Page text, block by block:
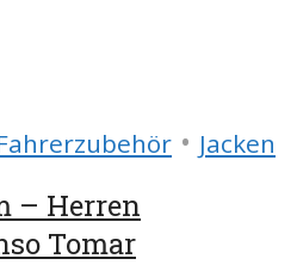
• Jacken
– Herren
Tomar